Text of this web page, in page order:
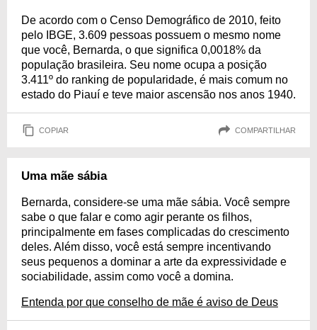
De acordo com o Censo Demográfico de 2010, feito
pelo IBGE, 3.609 pessoas possuem o mesmo nome
que você, Bernarda, o que significa 0,0018% da
população brasileira. Seu nome ocupa a posição
3.411º do ranking de popularidade, é mais comum no
estado do Piauí e teve maior ascensão nos anos 1940.
COPIAR COMPARTILHAR
Uma mãe sábia
Bernarda, considere-se uma mãe sábia. Você sempre
sabe o que falar e como agir perante os filhos,
principalmente em fases complicadas do crescimento
deles. Além disso, você está sempre incentivando
seus pequenos a dominar a arte da expressividade e
sociabilidade, assim como você a domina.
Entenda por que conselho de mãe é aviso de Deus